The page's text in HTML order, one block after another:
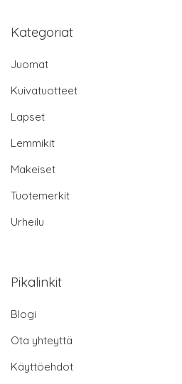
Kategoriat
Juomat
Kuivatuotteet
Lapset
Lemmikit
Makeiset
Tuotemerkit
Urheilu
Pikalinkit
Blogi
Ota yhteyttä
Käyttöehdot